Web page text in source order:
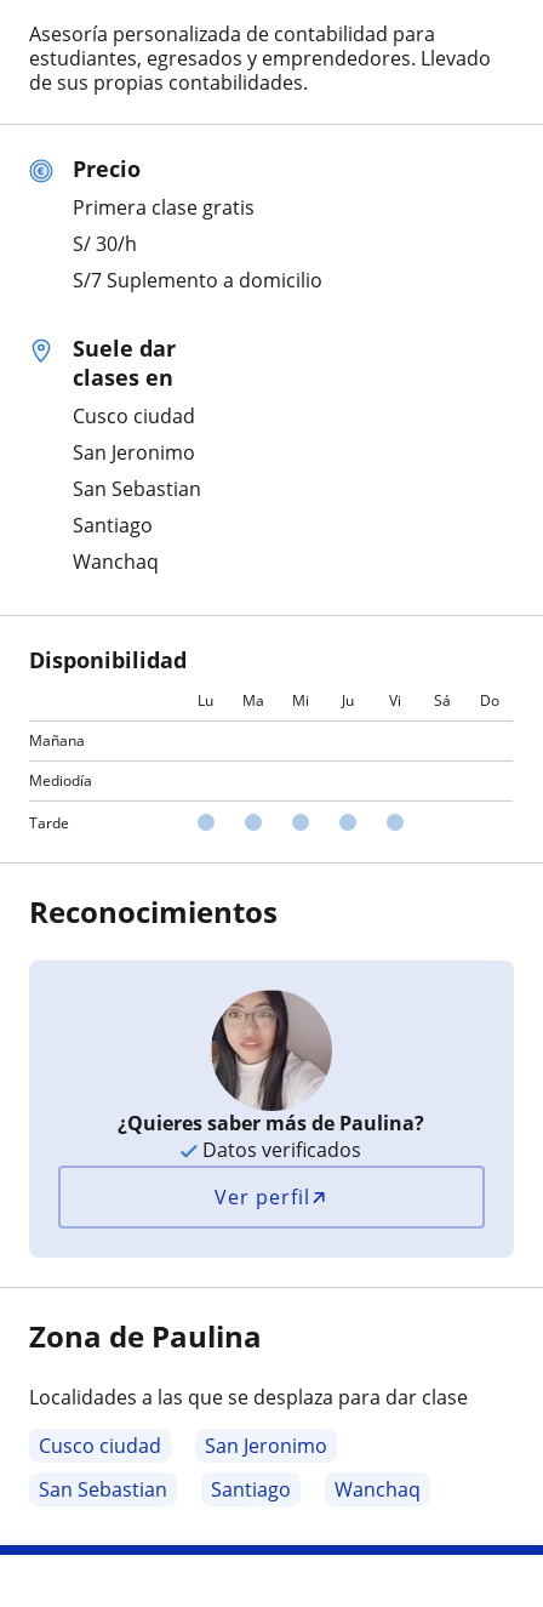
Precio
Primera clase gratis
S/30/h
S/7 Suplemento a domicilio
Suele dar
clases en
Cusco ciudad
San Jeronimo
San Sebastian
Santiago
Wanchaq
Disponibilidad
Lu Ma Mi Ju Vi Sá
Do
Mañana
Mediodía
Tarde
Asesoría personalizada de contabilidad para
estudiantes, egresados y emprendedores. Llevado
de sus propias contabilidades.
Reconocimientos
¿Quieres saber más de Paulina?
Datos verificados
Ver perfil
Zona de Paulina
Localidades a las que se desplaza para dar clase
Cusco ciudad
San Jeronimo
San Sebastian
Santiago Wanchaq